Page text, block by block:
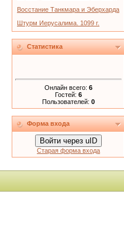
Восстание Танкмара и Эберхарда
Штурм Иерусалима. 1099 г.
Статистика
Онлайн всего: 6
Гостей: 6
Пользователей: 0
Форма входа
Войти через uID
Старая форма входа